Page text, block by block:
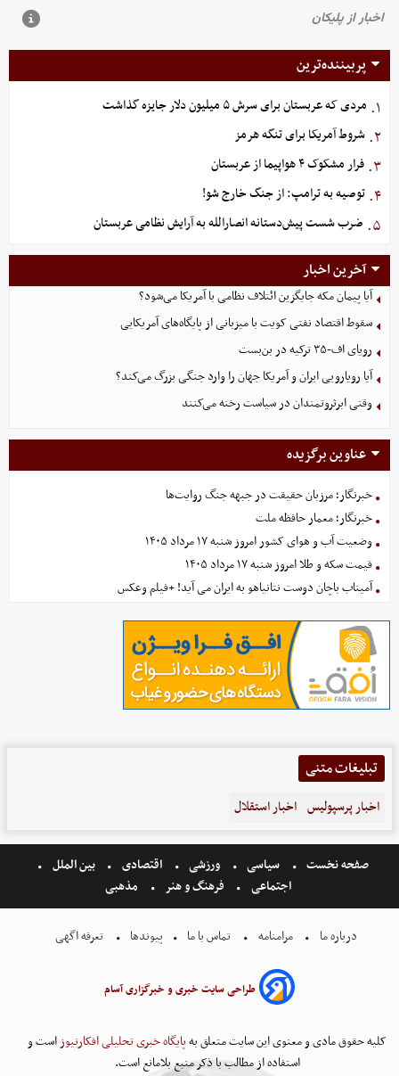
پربیننده‌ترین
۱. مردی که عربستان برای سرش ۵ میلیون دلار جایزه گذاشت
۲. شروط آمریکا برای تنگه هرمز
۳. فرار مشکوک ۴ هواپیما از عربستان
۴. توصیه به ترامپ: از جنگ خارج شو!
۵. ضرب شست پیش‌دستانه انصارالله به آرایش نظامی عربستان
آخرین اخبار
آیا پیمان مکه جایگزین ائتلاف نظامی با آمریکا می‌شود؟
سقوط اقتصاد نفتی کویت با میزبانی از پایگاه‌های آمریکایی
رویای اف-۳۵ ترکیه در بن‌بست
آیا رویارویی ایران و آمریکا جهان را وارد جنگی بزرگ می‌کند؟
وقتی ابرثروتمندان در سیاست رخنه می‌کنند
عناوین برگزیده
خبرنگار؛ مرزبان حقیقت در جبهه جنگ روایت‌ها
خبرنگار؛ معمار حافظه ملت
وضعیت آب و هوای کشور امروز شنبه ۱۷ مرداد ۱۴۰۵
قیمت سکه و طلا امروز شنبه ۱۷ مرداد ۱۴۰۵
آمیتاب باچان دوست نتانیاهو به ایران می آید! +فیلم وعکس
تبلیغات متنی
اخبار پرسپولیس اخبار استقلال
صفحه نخست سیاسی ورزشی اقتصادی
بین الملل
اجتماعی
فرهنگ و هنر مذهبی
درباره ما مرامنامه تماس با ما پیوندها تعرفه اگهی
طراحی سایت خبری و خبرگزاری آسام
کلیه حقوق مادی و معنوی این سایت متعلق بهپایگاه خبری تحلیلی افکارنیوزاست و
استفاده از مطالب با ذکر منبع بلامانع است.